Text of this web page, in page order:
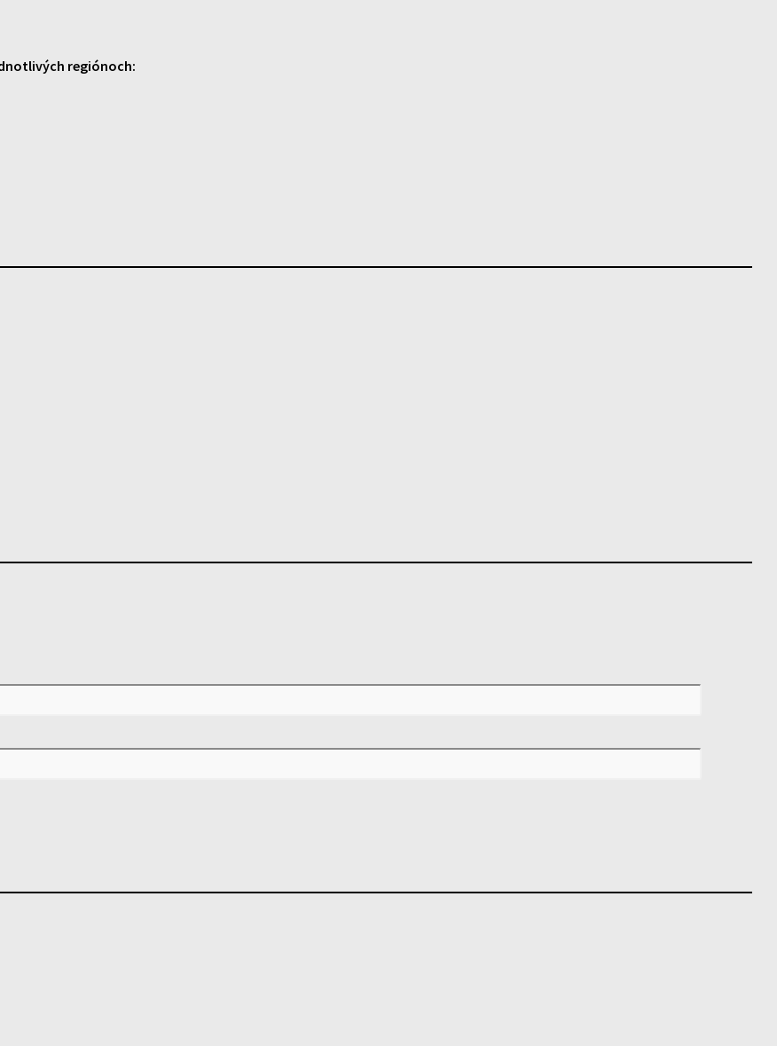
regiónoch: